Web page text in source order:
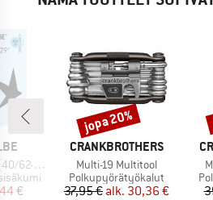
SCV19
hinta
€
MERKKI
CRANKBROTHERS
Tuote
Multi-19 Multitool
Tuoteryhmä
Polkupyörätyökalut
Hinta
37,95 € Alennettu hinta
alk. 30,36 €
Alennus
jopa 20%